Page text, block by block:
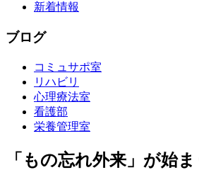
新着情報
ブログ
コミュサポ室
リハビリ
心理療法室
看護部
栄養管理室
「もの忘れ外来」が始ま